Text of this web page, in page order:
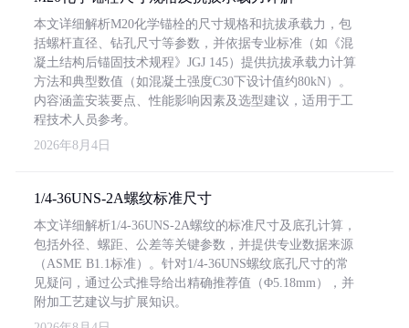
本文详细解析M20化学锚栓的尺寸规格和抗拔承载力，包
括螺杆直径、钻孔尺寸等参数，并依据专业标准（如《混
凝土结构后锚固技术规程》JGJ 145）提供抗拔承载力计算
方法和典型数值（如混凝土强度C30下设计值约80kN）。
内容涵盖安装要点、性能影响因素及选型建议，适用于工
程技术人员参考。
2026年8月4日
1/4-36UNS-2A螺纹标准尺寸
本文详细解析1/4-36UNS-2A螺纹的标准尺寸及底孔计算，
包括外径、螺距、公差等关键参数，并提供专业数据来源
（ASME B1.1标准）。针对1/4-36UNS螺纹底孔尺寸的常
见疑问，通过公式推导给出精确推荐值（Φ5.18mm），并
附加工艺建议与扩展知识。